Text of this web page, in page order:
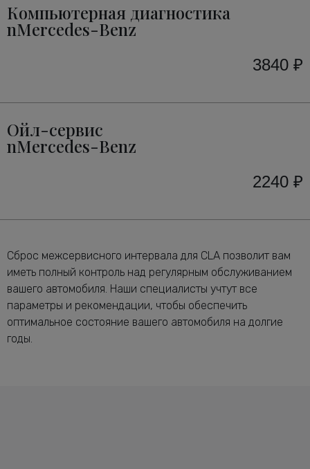
Компьютерная диагностика
nMercedes-Benz
3840 ₽
Ойл-сервис
nMercedes-Benz
2240 ₽
Сброс межсервисного интервала для CLA позволит вам
иметь полный контроль над регулярным обслуживанием
вашего автомобиля. Наши специалисты учтут все
параметры и рекомендации, чтобы обеспечить
оптимальное состояние вашего автомобиля на долгие
годы.